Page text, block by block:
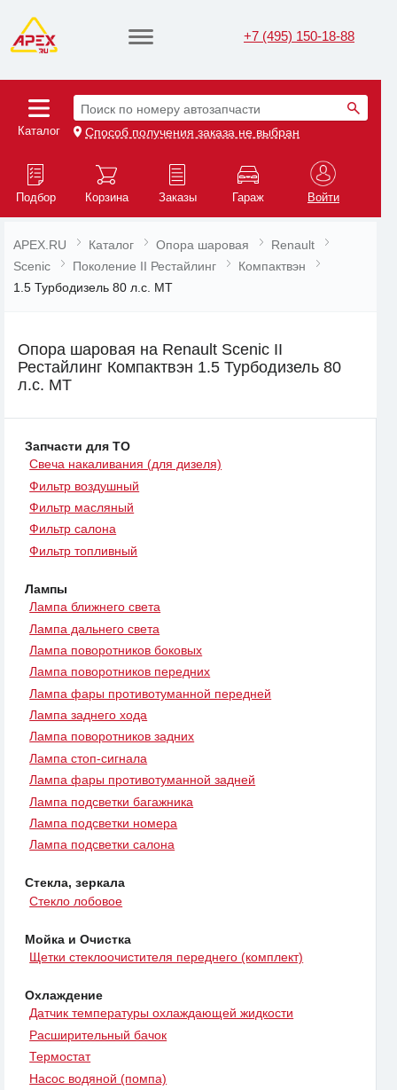
+7 (495) 150-18-88
Каталог
Поиск по номеру автозапчасти
Способ получения заказа не выбран
Подбор Корзина Заказы Гараж Войти
APEX.RU Каталог Опора шаровая
Renault
Scenic
Поколение II Рестайлинг
Компактвэн
1.5 Турбодизель 80 л.с. MT
Опора шаровая на Renault Scenic II
Рестайлинг Компактвэн 1.5 Турбодизель 80
л.с. MT
Запчасти для ТО
Свеча накаливания (для дизеля)
Фильтр воздушный
Фильтр масляный
Фильтр салона
Фильтр топливный
Лампы
Лампа ближнего света
Лампа дальнего света
Лампа поворотников боковых
Лампа поворотников передних
Лампа фары противотуманной передней
Лампа заднего хода
Лампа поворотников задних
Лампа стоп-сигнала
Лампа фары противотуманной задней
Лампа подсветки багажника
Лампа подсветки номера
Лампа подсветки салона
Стекла, зеркала
Стекло лобовое
Мойка и Очистка
Щетки стеклоочистителя переднего (комплект)
Охлаждение
Датчик температуры охлаждающей жидкости
Расширительный бачок
Термостат
Насос водяной (помпа)